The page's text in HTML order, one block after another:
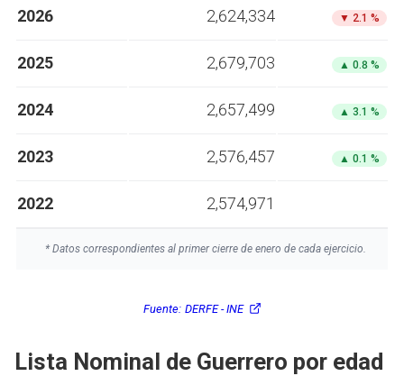
2026 2,624,334 ▼ 2.1 %
2025 2,679,703 ▲ 0.8 %
2024 2,657,499 ▲ 3.1 %
2023 2,576,457 ▲ 0.1 %
2022 2,574,971
* Datos correspondientes al primer cierre de enero de cada ejercicio.
Fuente: DERFE - INE
Lista Nominal de Guerrero por edad